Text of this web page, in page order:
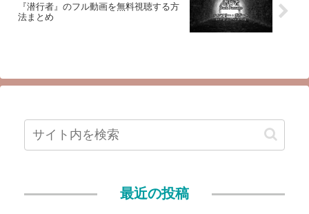
『潜行者』のフル動画を無料視聴する方
法まとめ
最近の投稿